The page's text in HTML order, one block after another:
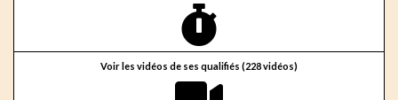
Voir les vidéos de ses qualifiés (228 vidéos)